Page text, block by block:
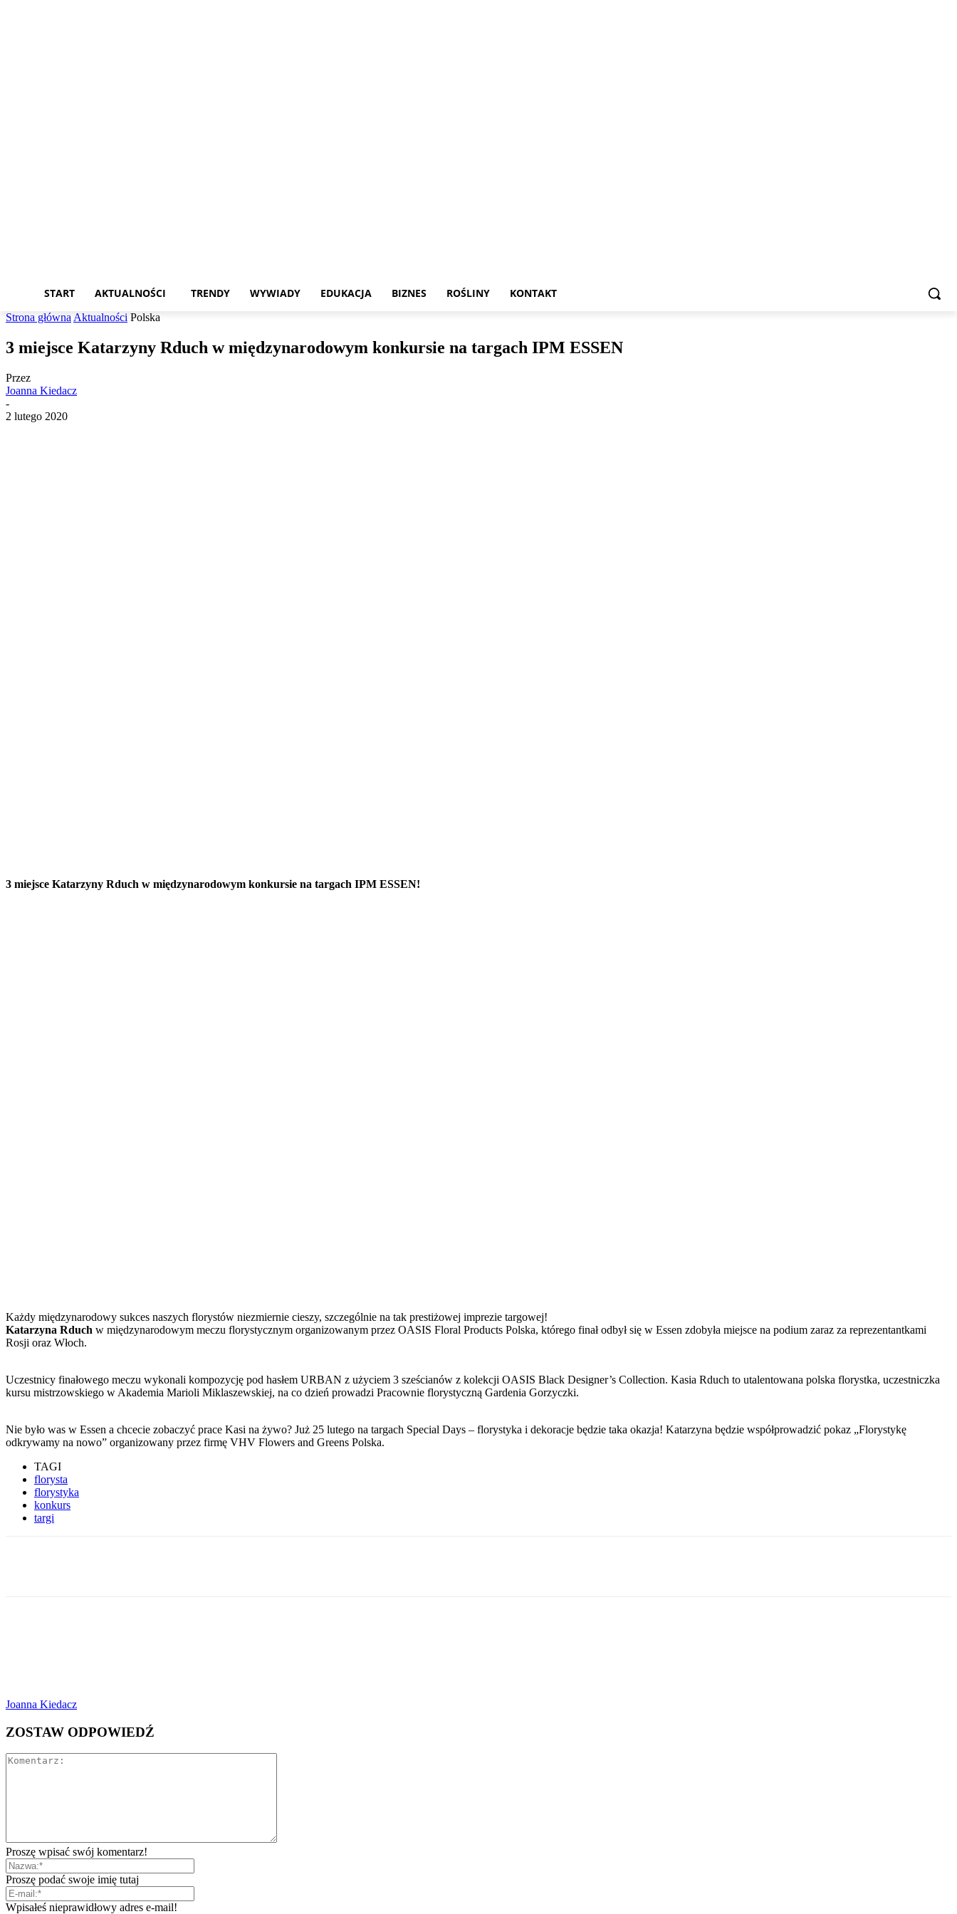
START AKTUALNOŚCI TRENDY WYWIADY EDUKACJA BIZNES ROŚLINY KONTAKT
Strona główna Aktualności Polska
3 miejsce Katarzyny Rduch w międzynarodowym konkursie na targach IPM ESSEN
Przez
Joanna Kiedacz
-
2 lutego 2020
3 miejsce Katarzyny Rduch w międzynarodowym konkursie na targach IPM ESSEN!
Każdy międzynarodowy sukces naszych florystów niezmiernie cieszy, szczególnie na tak prestiżowej imprezie targowej!
Katarzyna Rduch w międzynarodowym meczu florystycznym organizowanym przez OASIS Floral Products Polska, którego finał odbył się w Essen zdobyła miejsce na podium zaraz za reprezentantkami
Rosji oraz Włoch.
Uczestnicy finałowego meczu wykonali kompozycję pod hasłem URBAN z użyciem 3 sześcianów z kolekcji OASIS Black Designer’s Collection. Kasia Rduch to utalentowana polska florystka, uczestniczka
kursu mistrzowskiego w Akademia Marioli Miklaszewskiej, na co dzień prowadzi Pracownie florystyczną Gardenia Gorzyczki.
Nie było was w Essen a chcecie zobaczyć prace Kasi na żywo? Już 25 lutego na targach Special Days – florystyka i dekoracje będzie taka okazja! Katarzyna będzie współprowadzić pokaz „Florystykę
odkrywamy na nowo” organizowany przez firmę VHV Flowers and Greens Polska.
TAGI
florysta
florystyka
konkurs
targi
Joanna Kiedacz
ZOSTAW ODPOWIEDŹ
Proszę wpisać swój komentarz!
Proszę podać swoje imię tutaj
Wpisałeś nieprawidłowy adres e-mail!